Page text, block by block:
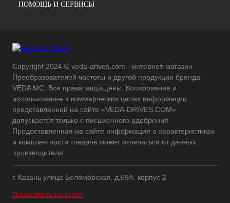
ПОМОЩЬ И СЕРВИСЫ
Copyright 2024 © veda-drives.com - интернет-магазин
Преобразователей частоты и другой продукции бренда
VEDA MC. Все права защищены. Копирование и
использование в коммерческих целях информации
представленной на сайте «VEDA-DRIVES.COM»
допускается только с письменного одобрения.
Предоставленная на сайте информация о характеристиках
и комплектности товаров может отличаться от данных
производителя
г. Казань улица Беломорская, д.69А, корпус 2
Посмотреть на карте